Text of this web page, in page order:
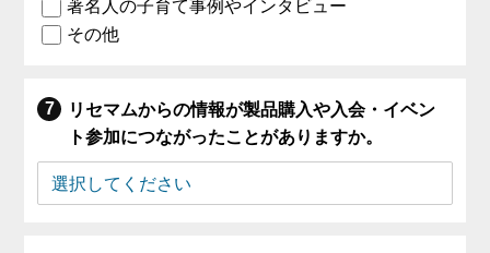
著名人の子育て事例やインタビュー
その他
リセマムからの情報が製品購入や入会・イベン
ト参加につながったことがありますか。